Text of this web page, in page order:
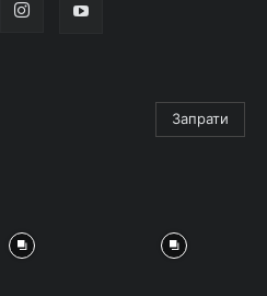
Запрати